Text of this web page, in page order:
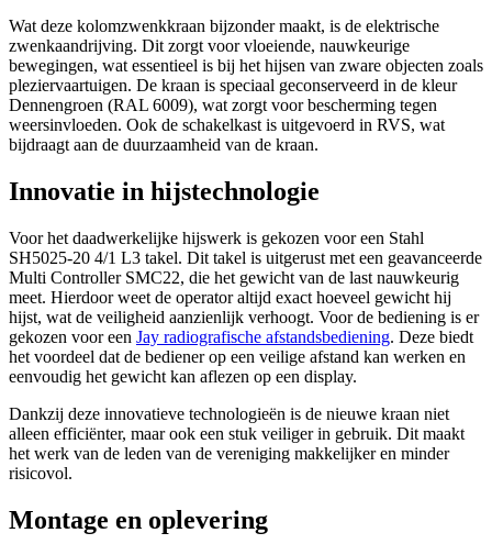
Wat deze kolomzwenkkraan bijzonder maakt, is de elektrische
zwenkaandrijving. Dit zorgt voor vloeiende, nauwkeurige
bewegingen, wat essentieel is bij het hijsen van zware objecten zoals
pleziervaartuigen. De kraan is speciaal geconserveerd in de kleur
Dennengroen (RAL 6009), wat zorgt voor bescherming tegen
weersinvloeden. Ook de schakelkast is uitgevoerd in RVS, wat
bijdraagt aan de duurzaamheid van de kraan.
Innovatie in hijstechnologie
Voor het daadwerkelijke hijswerk is gekozen voor een Stahl
SH5025-20 4/1 L3 takel. Dit takel is uitgerust met een geavanceerde
Multi Controller SMC22, die het gewicht van de last nauwkeurig
meet. Hierdoor weet de operator altijd exact hoeveel gewicht hij
hijst, wat de veiligheid aanzienlijk verhoogt. Voor de bediening is er
gekozen voor een Jay radiografische afstandsbediening. Deze biedt
het voordeel dat de bediener op een veilige afstand kan werken en
eenvoudig het gewicht kan aflezen op een display.
Dankzij deze innovatieve technologieën is de nieuwe kraan niet
alleen efficiënter, maar ook een stuk veiliger in gebruik. Dit maakt
het werk van de leden van de vereniging makkelijker en minder
risicovol.
Montage en oplevering